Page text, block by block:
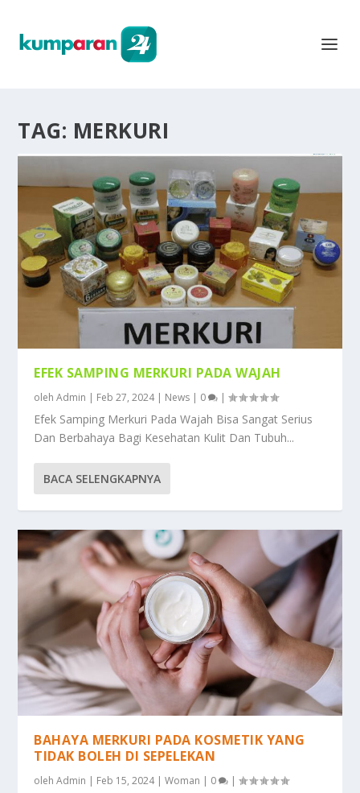
TAG: MERKURI
EFEK SAMPING MERKURI PADA WAJAH
olehAdmin | Feb 27, 2024| News | 0 |
Efek Samping Merkuri Pada Wajah Bisa Sangat Serius
Dan Berbahaya Bagi Kesehatan Kulit Dan Tubuh...
BACA SELENGKAPNYA
BAHAYA MERKURI PADA KOSMETIK YANG
TIDAK BOLEH DI SEPELEKAN
olehAdmin | Feb 15, 2024|Woman | 0 |